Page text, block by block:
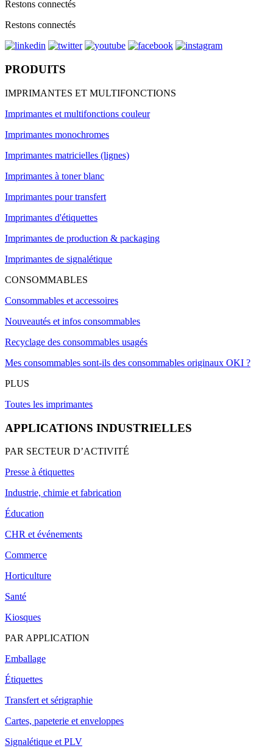
Restons connectés
Restons connectés
PRODUITS
IMPRIMANTES ET MULTIFONCTIONS
Imprimantes et multifonctions couleur
Imprimantes monochromes
Imprimantes matricielles (lignes)
Imprimantes à toner blanc
Imprimantes pour transfert
Imprimantes d'étiquettes
Imprimantes de production & packaging
Imprimantes de signalétique
CONSOMMABLES
Consommables et accessoires
Nouveautés et infos consommables
Recyclage des consommables usagés
Mes consommables sont-ils des consommables originaux OKI ?
PLUS
Toutes les imprimantes
APPLICATIONS INDUSTRIELLES
PAR SECTEUR D’ACTIVITÉ
Presse à étiquettes
Industrie, chimie et fabrication
Éducation
CHR et événements
Commerce
Horticulture
Santé
Kiosques
PAR APPLICATION
Emballage
Étiquettes
Transfert et sérigraphie
Cartes, papeterie et enveloppes
Signalétique et PLV